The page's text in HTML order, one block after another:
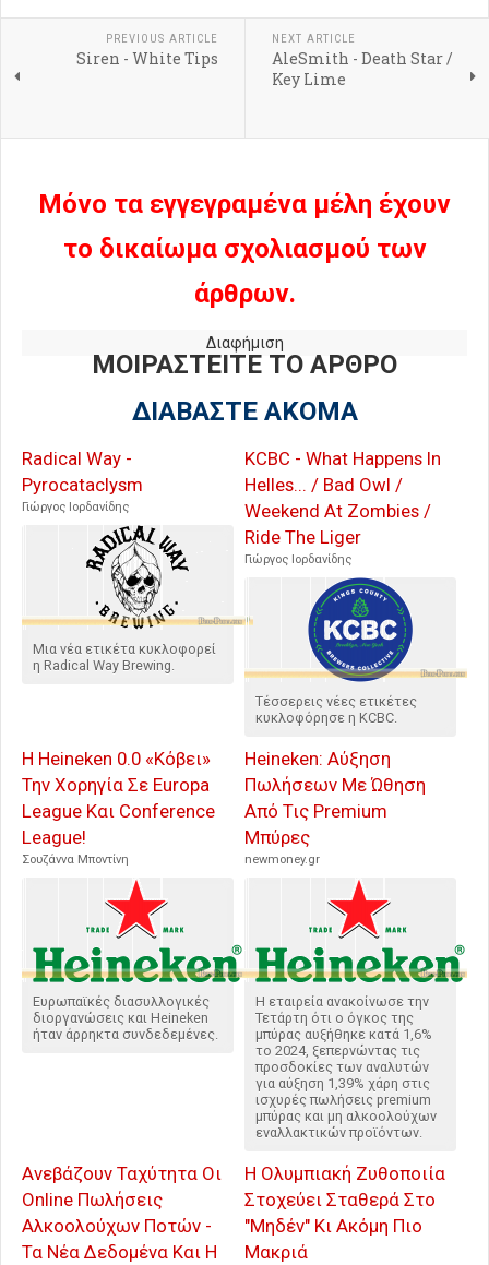
PREVIOUS ARTICLE
Siren - White Tips
NEXT ARTICLE
AleSmith - Death Star /
Key Lime
Μόνο τα εγγεγραμένα μέλη έχουν
το δικαίωμα σχολιασμού των
άρθρων.
Διαφήμιση
ΜΟΙΡΑΣΤΕΙΤΕ ΤΟ ΑΡΘΡΟ
ΔΙΑΒΑΣΤΕ ΑΚΟΜΑ
Radical Way -
Pyrocataclysm
Γιώργος Ιορδανίδης
Μια νέα ετικέτα κυκλοφορεί
η Radical Way Brewing.
KCBC - What Happens In
Helles... / Bad Owl /
Weekend At Zombies /
Ride The Liger
Γιώργος Ιορδανίδης
Τέσσερεις νέες ετικέτες
κυκλοφόρησε η KCBC.
Η Heineken 0.0 «Κόβει»
Την Χορηγία Σε Europa
League Και Conference
League!
Σουζάννα Μποντίνη
Ευρωπαϊκές διασυλλογικές
διοργανώσεις και Heineken
ήταν άρρηκτα συνδεδεμένες.
Heineken: Αύξηση
Πωλήσεων Με Ώθηση
Από Τις Premium
Μπύρες
newmoney.gr
Η εταιρεία ανακοίνωσε την
Τετάρτη ότι ο όγκος της
μπύρας αυξήθηκε κατά 1,6%
το 2024, ξεπερνώντας τις
προσδοκίες των αναλυτών
για αύξηση 1,39% χάρη στις
ισχυρές πωλήσεις premium
μπύρας και μη αλκοολούχων
εναλλακτικών προϊόντων.
Ανεβάζουν Ταχύτητα Οι
Online Πωλήσεις
Αλκοολούχων Ποτών -
Τα Νέα Δεδομένα Και Η
Η Ολυμπιακή Ζυθοποιία
Στοχεύει Σταθερά Στο
"Μηδέν" Κι Ακόμη Πιο
Μακριά